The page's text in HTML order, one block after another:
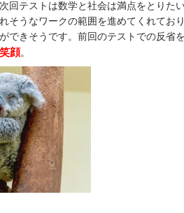
回テストは数学と社会は満点をとりた
そうなワークの範囲を進めてくれてお
できそうです。前回のテストでの反省
笑顔。